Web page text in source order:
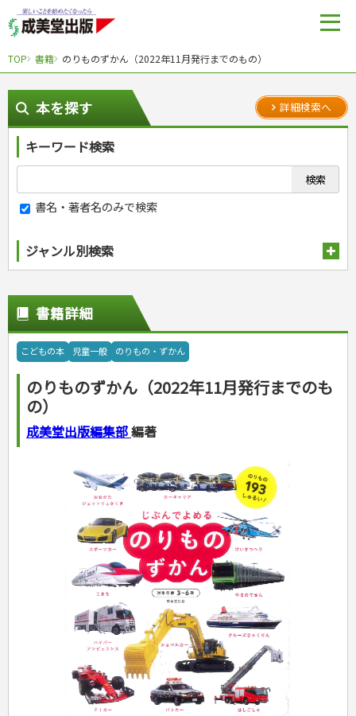
TOP 書籍 のりものずかん（2022年11月発行までのもの）
本を探す 詳細検索へ
キーワード検索
書名・著者名のみで検索
ジャンル別検索
スポーツ
スポーツルール
野球
ゴルフ
ジュニアスポーツ
自然・アウトドア・ペット
アウトドア
犬・猫
園芸・野菜づくり
娯楽・ゲーム・占い
ナンプレ
ゲーム・マジック
カルチャー・芸術・趣味
音楽・楽器
絵画・デッサン
辞典
運転免許
普通免許
生活・暮らし
料理
料理・レシピ
各国料理
調理器具クッキング
飲み物・お酒
手芸・クラフト
ソーイング
インテリア・ハウジング
美容・ファッション
着物・着つけ
冠婚葬祭・手紙・ペン字
手紙・ペン字
妊娠・出産・育児
健康と保育
家庭医学・健康
ツボ・マッサージ
家庭医学・病気
栄養事典
看護・介護
看護一般
保育・教育
指導マニュアル
こどもの本
児童一般
なぞなぞ・ゲーム
占い・心理ゲーム
読み物・絵本
音と光のでる絵本
学参・ドリル
夏休みドリル
総復習ドリル
自由研究・読書感想文
えんぴつちょう
就職活動
就職活動
就職試験
資格試験
漢字検定・数学検定
看護・薬学
ケアマネジャー
介護・社会福祉士
保育士
司法書士・社労士
行政書士・宅建
衛生管理・運行管理
建築・土木
電気・危険物
調理師
スキル・キャリアアップ
経営・経済・法律
マネー・株・資産
ビジネス・法律
簿記・経理・税金・保険
その他ビジネス
自己啓発
ビジネス読み物
旅行・歴史
国内・海外旅行
国外旅行
国内旅行
散歩・グルメ
地理・地図
成美文庫
その他文庫
ダイアリー
プラチナダイアリー プレステージ
書籍詳細
こどもの本 児童一般 のりもの・ずかん
のりものずかん（2022年11月発行までのも
の）
成美堂出版編集部編著